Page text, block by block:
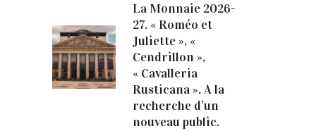
La Monnaie 2026-
27. « Roméo et
Juliette », «
Cendrillon »,
« Cavalleria
Rusticana ». A la
recherche d’un
nouveau public.